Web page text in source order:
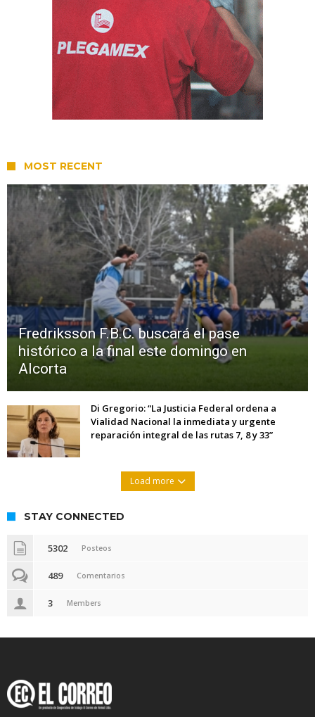
MOST RECENT
Fredriksson F.B.C. buscará el pase
histórico a la final este domingo en
Alcorta
Di Gregorio: “La Justicia Federal ordena a
Vialidad Nacional la inmediata y urgente
reparación integral de las rutas 7, 8 y 33”
Load more
STAY CONNECTED
5302 Posteos
489 Comentarios
3 Members